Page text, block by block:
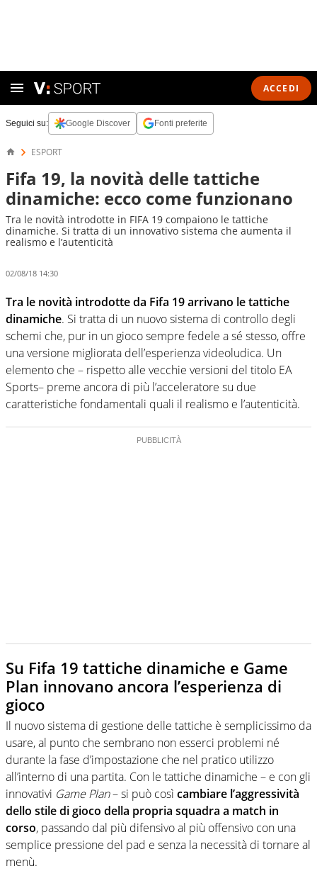
ACCEDI
Seguici su: Google Discover Fonti preferite
ESPORT
Fifa 19, la novità delle tattiche
dinamiche: ecco come funzionano
Tra le novità introdotte in FIFA 19 compaiono le tattiche
dinamiche. Si tratta di un innovativo sistema che aumenta il
realismo e l’autenticità
02/08/18 14:30
Tra le novità introdotte da Fifa 19 arrivano le tattiche
dinamiche. Si tratta di un nuovo sistema di controllo degli
schemi che, pur in un gioco sempre fedele a sé stesso, offre
una versione migliorata dell’esperienza videoludica. Un
elemento che – rispetto alle vecchie versioni del titolo EA
Sports– preme ancora di più l’acceleratore su due
caratteristiche fondamentali quali il realismo e l’autenticità.
Su Fifa 19 tattiche dinamiche e Game
Plan innovano ancora l’esperienza di
gioco
Il nuovo sistema di gestione delle tattiche è semplicissimo da
usare, al punto che sembrano non esserci problemi né
durante la fase d’impostazione che nel pratico utilizzo
all’interno di una partita. Con le tattiche dinamiche – e con gli
innovativi Game Plan– si può così cambiare l’aggressività
dello stile di gioco della propria squadra a match in
corso, passando dal più difensivo al più offensivo con una
semplice pressione del pad e senza la necessità di tornare al
menù.